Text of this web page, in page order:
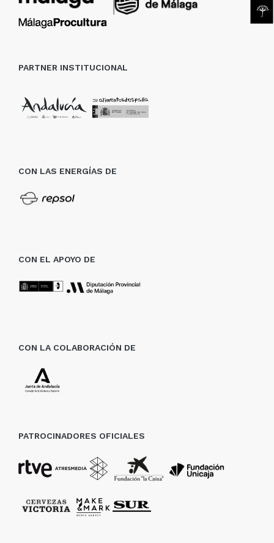
PARTNER INSTITUCIONAL
CON LAS ENERGÍAS DE
CON EL APOYO DE
CON LA COLABORACIÓN DE
PATROCINADORES OFICIALES